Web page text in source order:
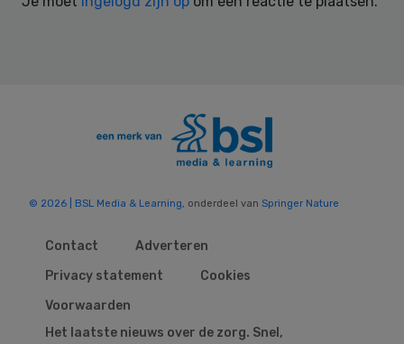
© 2026 | BSL Media & Learning , onderdeel van Springer Nature
Contact
Adverteren
Privacy statement
Cookies
Voorwaarden
Het laatste nieuws over de zorg. Snel,